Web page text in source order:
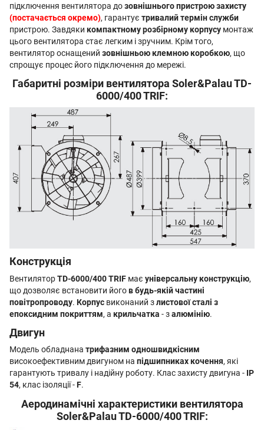
підключення вентилятора дозовнішнього пристрою захисту
(постачається окремо), гарантує тривалий термін служби
пристрою. Завдяки компактному розбірному корпусу монтаж
цього вентилятора стає легким і зручним. Крім того,
вентилятор оснащений зовнішньою клемною коробкою, що
спрощує процес його підключення до мережі.
Габаритні розміри вентилятора Soler&Palau TD-
6000/400 TRIF:
Конструкція
ВентиляторTD-6000/400 TRIF має універсальну конструкцію,
що дозволяє встановити йогов будь-якій частині
повітропроводу. Корпус виконаний злистової сталі з
епоксидним покриттям, а крильчатка - залюмінію.
Двигун
Модель обладнана трифазним одношвидкісним
високоефективним двигуном на підшипниках кочення, які
гарантують тривалу і надійну роботу. Клас захисту двигуна - IP
54, клас ізоляції -F.
Аеродинамічні характеристики вентилятора
Soler&Palau TD-6000/400 TRIF: